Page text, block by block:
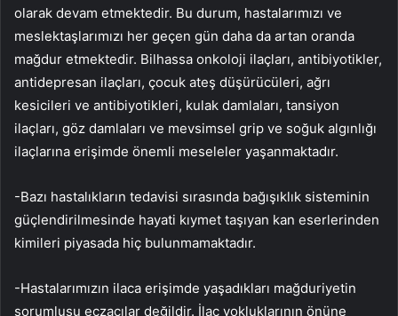
olarak devam etmektedir. Bu durum, hastalarımızı ve
meslektaşlarımızı her geçen gün daha da artan oranda
mağdur etmektedir. Bilhassa onkoloji ilaçları, antibiyotikler,
antidepresan ilaçları, çocuk ateş düşürücüleri, ağrı
kesicileri ve antibiyotikleri, kulak damlaları, tansiyon
ilaçları, göz damlaları ve mevsimsel grip ve soğuk algınlığı
ilaçlarına erişimde önemli meseleler yaşanmaktadır.
-Bazı hastalıkların tedavisi sırasında bağışıklık sisteminin
güçlendirilmesinde hayati kıymet taşıyan kan eserlerinden
kimileri piyasada hiç bulunmamaktadır.
-Hastalarımızın ilaca erişimde yaşadıkları mağduriyetin
sorumlusu eczacılar değildir. İlaç yokluklarının önüne